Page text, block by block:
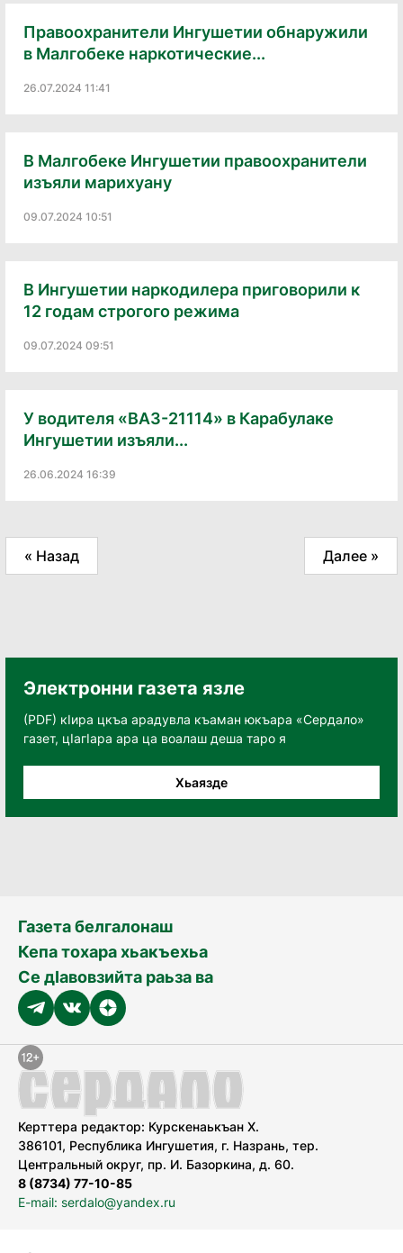
Правоохранители Ингушетии обнаружили
в Малгобеке наркотические...
26.07.2024 11:41
В Малгобеке Ингушетии правоохранители
изъяли марихуану
09.07.2024 10:51
В Ингушетии наркодилера приговорили к
12 годам строгого режима
09.07.2024 09:51
У водителя «ВАЗ-21114» в Карабулаке
Ингушетии изъяли...
26.06.2024 16:39
« Назад Далее »
Электронни газета язле
(PDF) кӀира цкъа арадувла къаман юкъара «Сердало»
газет, цӀагӀара ара ца воалаш деша таро я
Хьаязде
Газета белгалонаш
Кепа тохара хьакъехьа
Се дӀавовзийта раьза ва
Керттера редактор: Курскенаькъан Х.
386101, Республика Ингушетия, г. Назрань, тер.
Центральный округ, пр. И. Базоркина, д. 60.
8 (8734) 77-10-85
E-mail: serdalo@yandex.ru